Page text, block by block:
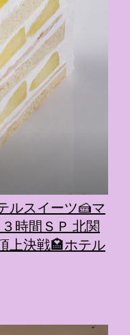
ルスイーツ🍰マ
時間ＳＰ 北関
上決戦🏩ホテル